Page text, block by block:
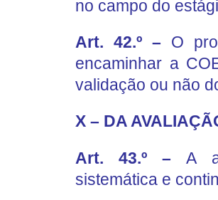
no campo do
Art. 42.º – O
encaminhar a
validação ou não
X – DA
Art. 43.º –A
sistemática e